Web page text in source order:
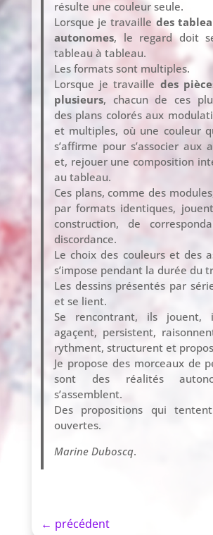
résulte une couleur seule.
Lorsque je travaille des
autonomes, le regard doit
tableau à tableau.
Les formats sont multiples.
Lorsque je travaille des
plusieurs, chacun de ces
des plans colorés aux
et multiples, où une couleur
s’affirme pour s’associer aux
et, rejouer une composition
au tableau.
Ces plans, comme des
par formats identiques,
construction, de
discordance.
Le choix des couleurs et des
s’impose pendant la durée du
Les dessins présentés par
et se lient.
Se rencontrant, ils jouent,
agaçent, persistent,
rythment, structurent et
Je propose des morceaux de
sont des réalités
s’assemblent.
Des propositions qui
ouvertes.
Marine Duboscq.
← précédent